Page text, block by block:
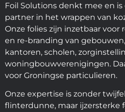
Foil Solutions denkt mee en
partner in het wrappen van
Onze folies zijn inzetbaar voor
en re-branding van
kantoren, scholen,
woningbouwverenigingen.
voor Groningse particulieren.
Onze expertise is zonder
flinterdunne, maar ijzersterke